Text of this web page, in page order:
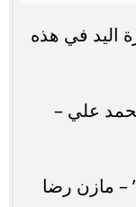
اليد في هذه
علي –
– مازن رضا